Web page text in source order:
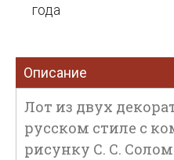
года
Описание
Лот из двух
русском стиле с
рисунку С. С.